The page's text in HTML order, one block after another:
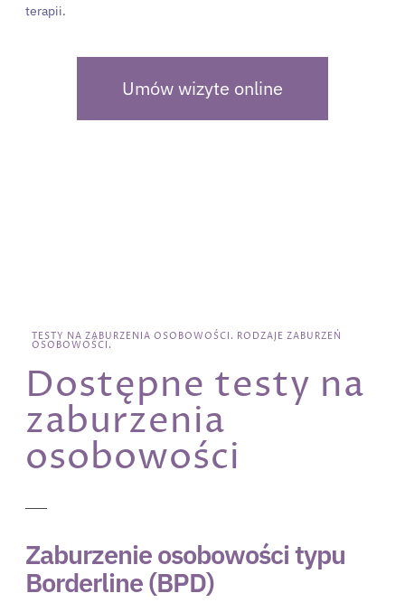
terapii.
Umów wizyte online
TESTY NA ZABURZENIA OSOBOWOŚCI. RODZAJE ZABURZEŃ
OSOBOWOŚCI.
Dostępne testy na
zaburzenia
osobowości
Zaburzenie osobowości typu
Borderline (BPD)